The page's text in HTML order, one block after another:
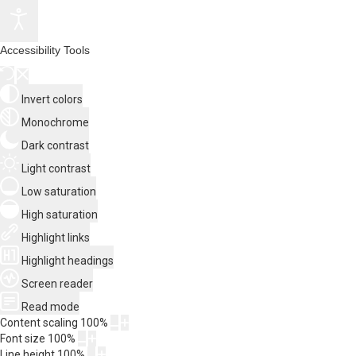
Accessibility Tools
Invert colors
Monochrome
Dark contrast
Light contrast
Low saturation
High saturation
Highlight links
Highlight headings
Screen reader
Read mode
Content scaling 100%
Font size 100%